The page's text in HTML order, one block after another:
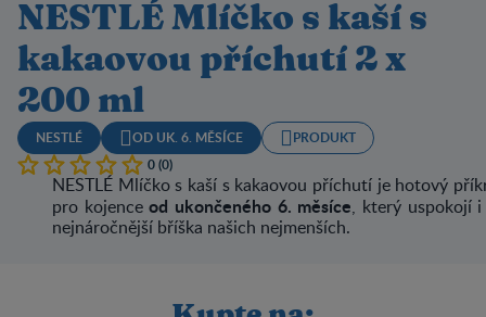
NESTLÉ Mlíčko s kaší s
kakaovou příchutí 2 x
200 ml
NESTLÉ OD UK. 6. MĚSÍCE
PRODUKT
0 (0)
NESTLÉ Mlíčko s kaší s kakaovou příchutí je hotový
pro kojenceod ukončeného 6. měsíce, který uspokojí
nejnáročnější bříška našich nejmenších.